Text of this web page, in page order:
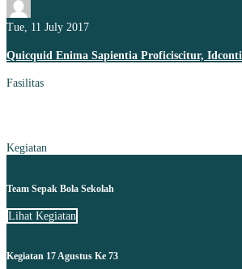
Tue, 11 July 2017
Quicquid Enima Sapientia Proficiscitur, Idconti
Fasilitas
Kegiatan
Team Sepak Bola Sekolah
Lihat Kegiatan
Kegiatan 17 Agustus Ke 73